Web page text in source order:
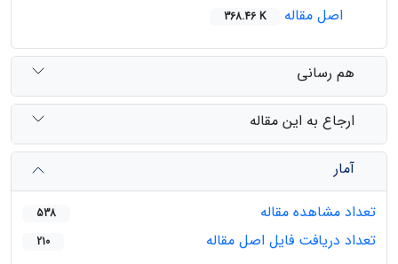
اصل مقاله
368.46 K
هم رسانی
ارجاع به این مقاله
آمار
تعداد مشاهده مقاله
538
تعداد دریافت فایل اصل مقاله 210